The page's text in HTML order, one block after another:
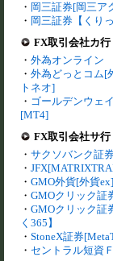
・ 岡三証券[岡三ア
・ 岡三証券【くり
FX取引会社カ行
・ 外為オンライン
・ 外為どっとコム[
トネオ]
・ ゴールデンウェ
[MT4]
FX取引会社サ行
・ サクソバンク証
・
・ GMO外貨[外貨ex]
・ GMOクリック証
・ GMOクリック証
く365】
・ StoneX証券
・ セントラル短資